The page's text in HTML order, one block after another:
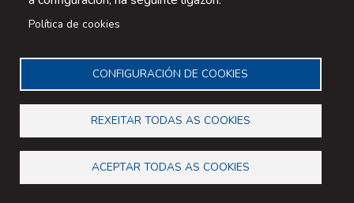
Política de cookies
CONFIGURACIÓN DE COOKIES
REXEITAR TODAS AS COOKIES
ACEPTAR TODAS AS COOKIES